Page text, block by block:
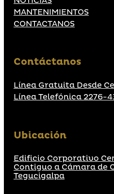
MANTENIMIENTOS
CONTACTANOS
Contáctanos
Línea Gratuita Desde
Línea Telefónica 2276-
Ubicación
Edificio Corporativo
Contiguo a Cámara de
Tegucigalpa